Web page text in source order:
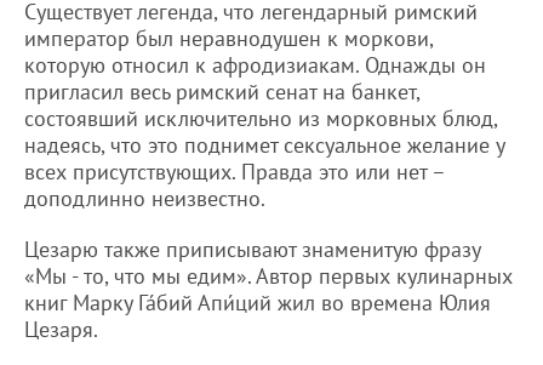
Существует легенда, что легендарный римский
император был неравнодушен к моркови,
которую относил к афродизиакам. Однажды он
пригласил весь римский сенат на банкет,
состоявший исключительно из морковных блюд,
надеясь, что это поднимет сексуальное желание у
всех присутствующих. Правда это или нет –
доподлинно неизвестно.
Цезарю также приписывают знаменитую фразу
«Мы - то, что мы едим». Автор первых кулинарных
книг Марку Га́бий Апи́ций жил во времена Юлия
Цезаря.